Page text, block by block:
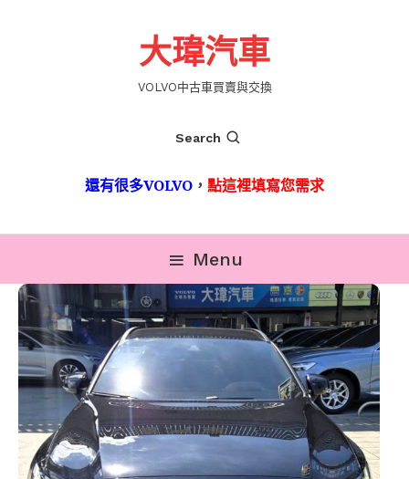
大瑋汽車
VOLVO中古車買賣與交換
Search
還有很多VOLVO ， 點這裡填寫您需求
Menu